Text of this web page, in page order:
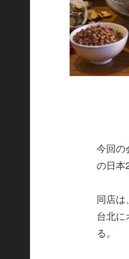
今回の
の日本
同店は
台北に
る。